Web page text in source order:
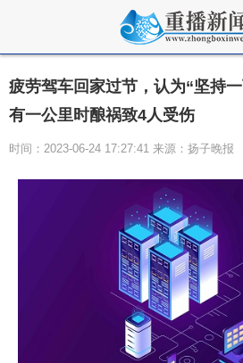
疲劳驾车回家过节，认为“坚持
有一公里时酿祸致4人受伤
时间：2023-06-24 17:27:41 来源：扬子晚报